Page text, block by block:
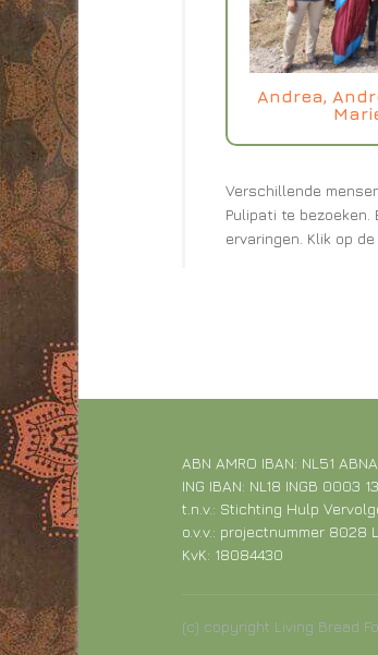
Andrea,
Verschillende
Pulipati te bezoeken.
ervaringen. Klik op
ABN AMRO IBAN: NL51
ING IBAN: NL18 INGB 0003
t.n.v.: Stichting Hulp
o.v.v.: projectnummer 8028
KvK: 18084430
(c) copyright Living Bread